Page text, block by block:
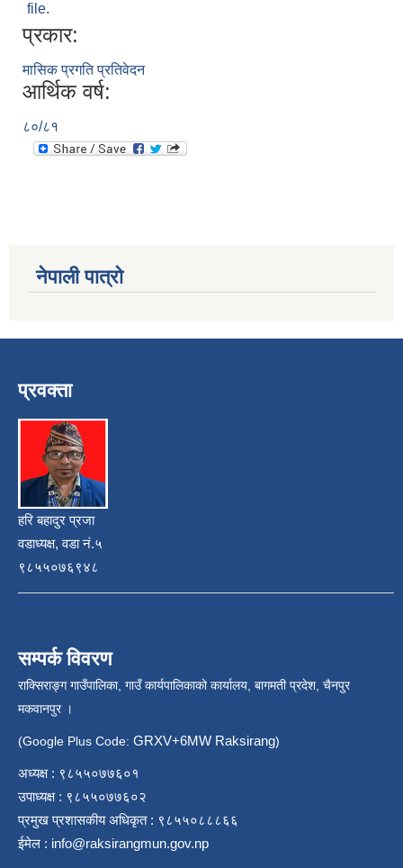
file.
प्रकार:
मासिक प्रगति प्रतिवेदन
आर्थिक वर्ष:
८०/८१
नेपाली पात्रो
प्रवक्ता
हरि बहादुर प्रजा
वडाध्यक्ष, वडा नं.५
९८५५०७६९४८
सम्पर्क विवरण
राक्सिराङ्ग गाउँपालिका, गाउँ कार्यपालिकाको कार्यालय, बागमती प्रदेश, चैनपुर
मकवानपुर ।
(Google Plus Code: GRXV+6MW Raksirang)
अध्यक्ष : ९८५५०७७६०१
उपाध्यक्ष : ९८५५०७७६०२
प्रमुख प्रशासकीय अधिकृत : ९८५५०८८८६६
ईमेल : info@raksirangmun.gov.np